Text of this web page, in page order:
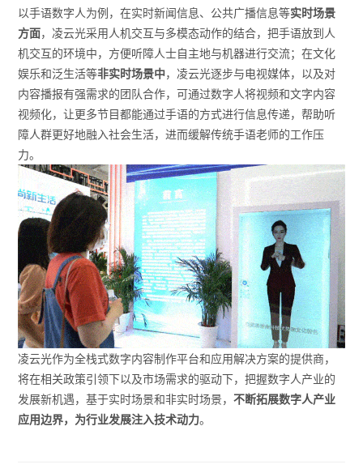
以手语数字人为例，在实时新闻信息、公共广播信息等实时场景
方面，凌云光采用人机交互与多模态动作的结合，把手语放到人
机交互的环境中，方便听障人士自主地与机器进行交流；在文化
娱乐和泛生活等非实时场景中，凌云光逐步与电视媒体，以及对
内容播报有强需求的团队合作，可通过数字人将视频和文字内容
视频化，让更多节目都能通过手语的方式进行信息传递，帮助听
障人群更好地融入社会生活，进而缓解传统手语老师的工作压
力。
凌云光作为全栈式数字内容制作平台和应用解决方案的提供商，
将在相关政策引领下以及市场需求的驱动下，把握数字人产业的
发展新机遇，基于实时场景和非实时场景，不断拓展数字人产业
应用边界，为行业发展注入技术动力。